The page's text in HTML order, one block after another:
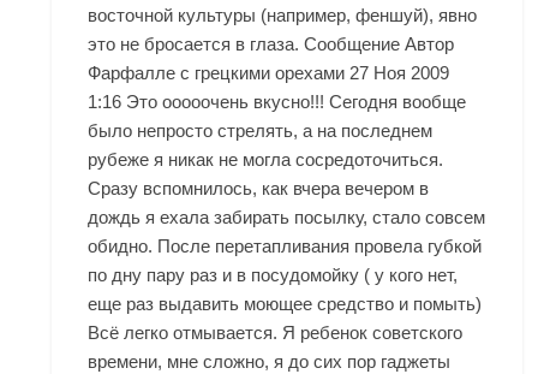
восточной культуры (например, феншуй), явно
это не бросается в глаза. Сообщение Автор
Фарфалле с грецкими орехами 27 Ноя 2009
1:16 Это ооооочень вкусно!!! Сегодня вообще
было непросто стрелять, а на последнем
рубеже я никак не могла сосредоточиться.
Сразу вспомнилось, как вчера вечером в
дождь я ехала забирать посылку, стало совсем
обидно. После перетапливания провела губкой
по дну пару раз и в посудомойку ( у кого нет,
еще раз выдавить моющее средство и помыть)
Всё легко отмывается. Я ребенок советского
времени, мне сложно, я до сих пор гаджеты